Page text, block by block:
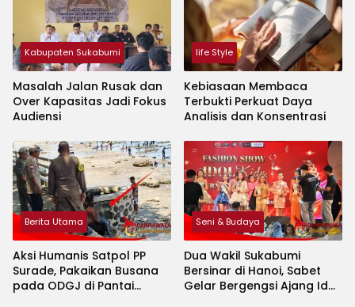
Kabupaten Sukabumi
Masalah Jalan Rusak dan
Over Kapasitas Jadi Fokus
Audiensi
life Style
Kebiasaan Membaca
Terbukti Perkuat Daya
Analisis dan Konsentrasi
Berita Utama
Aksi Humanis Satpol PP
Surade, Pakaikan Busana
pada ODGJ di Pantai
Seni & Budaya
Dua Wakil Sukabumi
Bersinar di Hanoi, Sabet
Gelar Bergengsi Ajang Idol